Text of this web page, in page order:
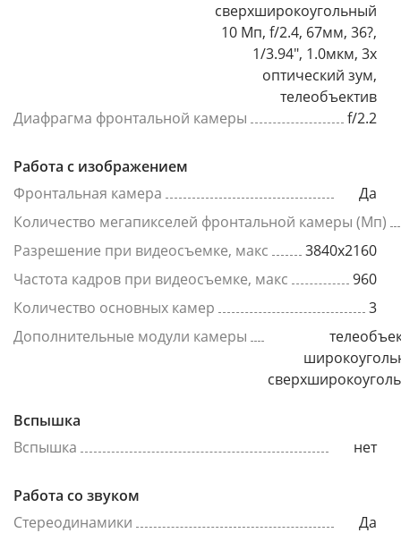
сверхширокоугольный
10 Мп, f/2.4, 67мм, 36?,
1/3.94", 1.0мкм, 3x
оптический зум,
телеобъектив
Диафрагма фронтальной камеры
f/2.2
Работа с изображением
Фронтальная камера
Да
Количество мегапикселей фронтальной камеры (Мп)
Разрешение при видеосъемке, макс
3840x2160
Частота кадров при видеосъемке, макс
960
Количество основных камер
3
Дополнительные модули камеры
Вспышка
Вспышка
нет
Работа со звуком
Стереодинамики
Да